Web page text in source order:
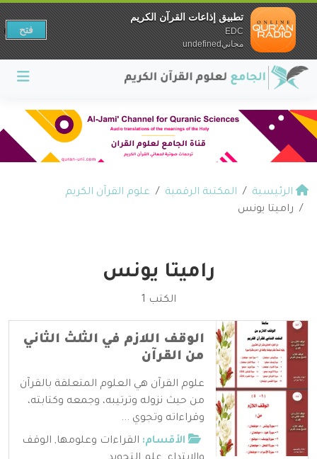
الرئيسية المكتبة الرقمية
علوم القرآن الكريم
راميتا يونس
راميتا يونس
الكتب 1
الوقف اللازم في الثلث الثاني
من القرآن
علوم القرآن هي العلوم المتعلقة بالقرآن
من حيث نزوله وترتيبه، وجمعه وكتابته،
وقراءاته وتجوي ...
الأقسام: القراءات وعلومها, الوقف
تطبيق إذاعات القرآن الكريم
EDC
مجانيundefined
فتح